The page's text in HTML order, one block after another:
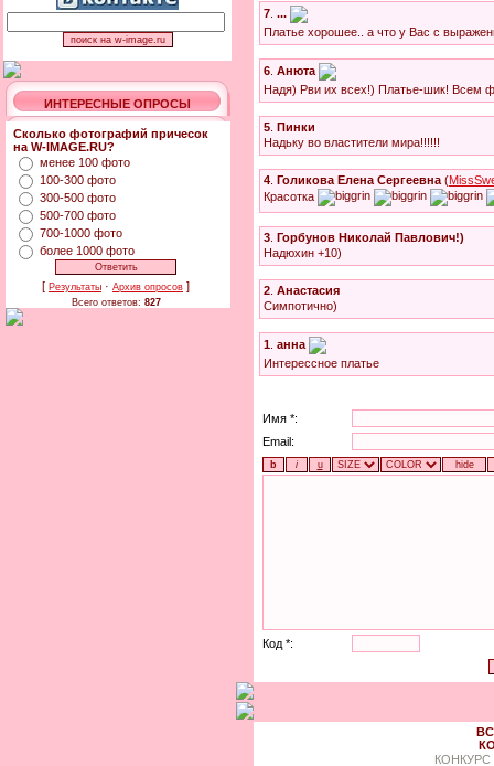
ИНТЕРЕСНЫЕ ОПРОСЫ
Сколько фотографий причесок
на W-IMAGE.RU?
менее 100 фото
100-300 фото
300-500 фото
500-700 фото
700-1000 фото
более 1000 фото
[ Результаты · Архив опросов ]
Всего ответов: 827
7 ...
Платье хорошее.. а что у Вас с
6 Анюта
Надя) Рви их всех!) Платье-шик! Всем
5
Пинки
Надьку во властители мира!!!!!!
4 Голикова Елена Сергеевна (
Красотка
3
Горбунов Николай Павлович!)
Надюхин +10)
2 Анастасия
Симпотично)
1 анна
Интерессное платье
Имя *:
Email:
Код *:
КОНКУРС